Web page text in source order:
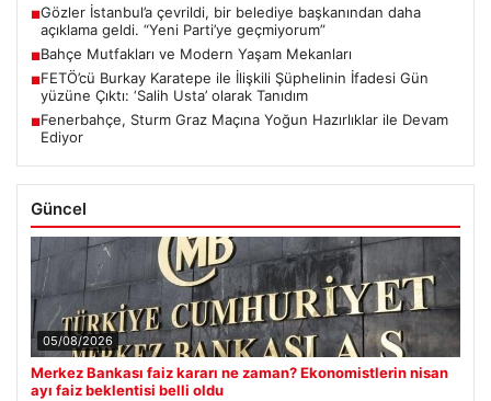
■Gözler İstanbul’a çevrildi, bir belediye başkanından daha
açıklama geldi. “Yeni Parti’ye geçmiyorum”
■Bahçe Mutfakları ve Modern Yaşam Mekanları
■FETÖ’cü Burkay Karatepe ile İlişkili Şüphelinin İfadesi Gün
yüzüne Çıktı: ‘Salih Usta’ olarak Tanıdım
■Fenerbahçe, Sturm Graz Maçına Yoğun Hazırlıklar ile Devam
Ediyor
Güncel
05/08/2026
Merkez Bankası faiz kararı ne zaman? Ekonomistlerin nisan
ayı faiz beklentisi belli oldu